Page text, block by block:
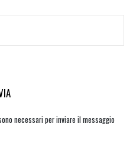
necessari per inviare il messaggio